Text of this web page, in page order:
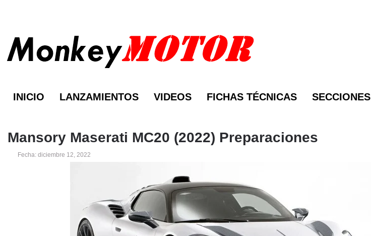
INICIO LANZAMIENTOS VIDEOS FICHAS TÉCNICAS SECCIONES
Mansory Maserati MC20 (2022) Preparaciones
Fecha: diciembre 12, 2022